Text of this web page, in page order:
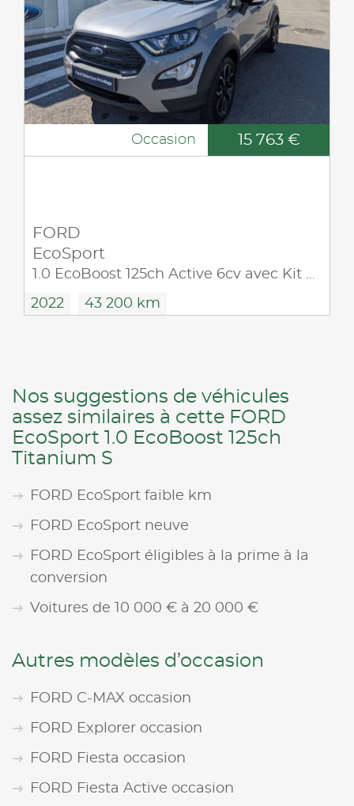
Occasion 15 763 €
FORD
EcoSport
1.0 EcoBoost 125ch Active 6cv avec Kit ethanol Biomotors
2022 43 200 km
Nos suggestions de véhicules
assez similaires à cette FORD
EcoSport 1.0 EcoBoost 125ch
Titanium S
FORD EcoSport faible km
FORD EcoSport neuve
FORD EcoSport éligibles à la prime à la
conversion
Voitures de 10 000 € à 20 000 €
Autres modèles d’occasion
FORD C-MAX occasion
FORD Explorer occasion
FORD Fiesta occasion
FORD Fiesta Active occasion